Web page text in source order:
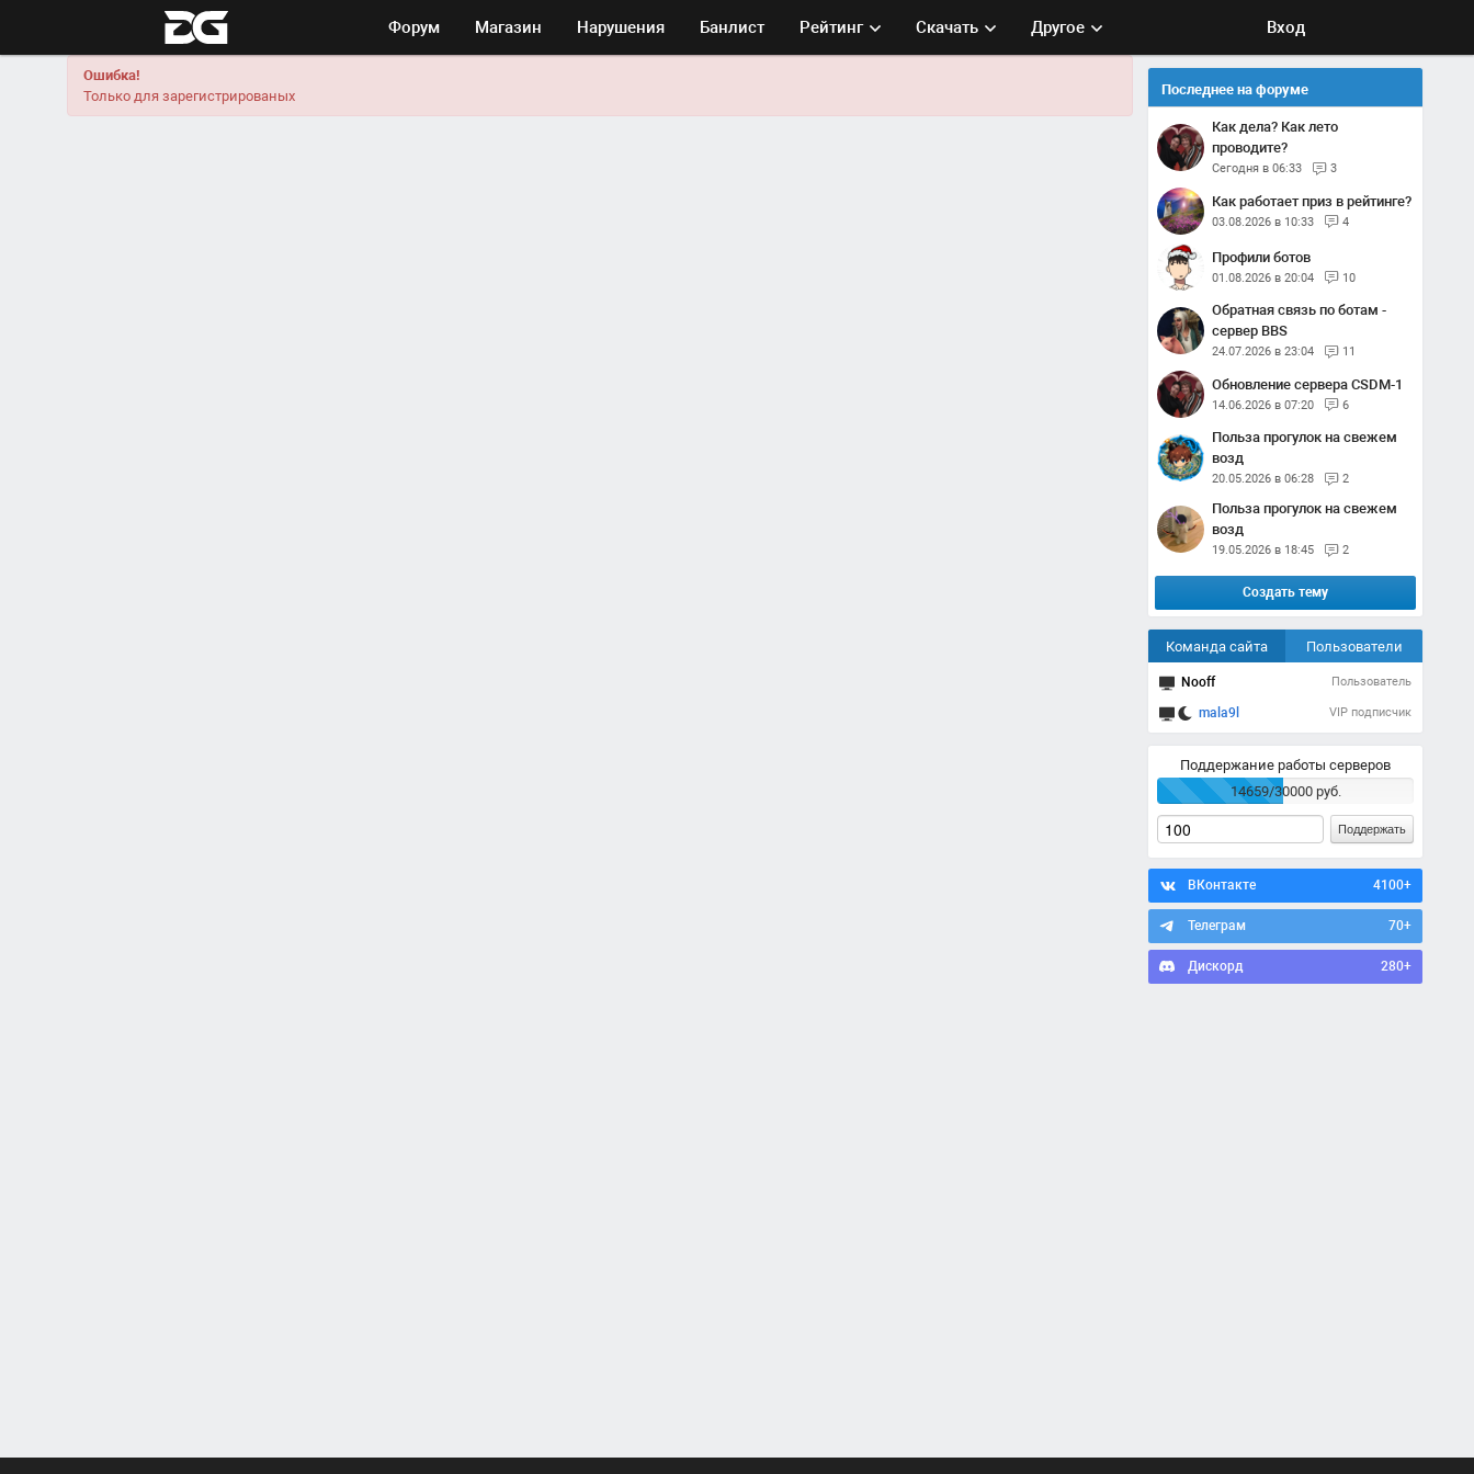
Форум Магазин Нарушения Банлист Рейтинг Скачать Другое Вход
Ошибка!
Только для зарегистрированых
Последнее на форуме
Как дела? Как лето
проводите?
Сегодня в 06:33 3
Как работает приз в рейтинге?
03.08.2026 в 10:33 4
Профили ботов
01.08.2026 в 20:04 10
Обратная связь по ботам -
сервер BBS
24.07.2026 в 23:04 11
Обновление сервера CSDM-1
14.06.2026 в 07:20 6
Польза прогулок на свежем
возд
20.05.2026 в 06:28 2
Польза прогулок на свежем
возд
19.05.2026 в 18:45 2
Создать тему
Команда сайта Пользователи
Nooff Пользователь
mala9l VIP подписчик
Поддержание работы серверов
14659/30000 руб.
Поддержать
ВКонтакте 4100+
Телеграм 70+
Дискорд 280+